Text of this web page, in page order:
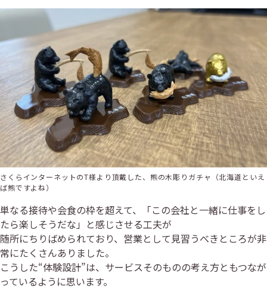
さくらインターネットのT様より頂戴した、熊の木彫りガチャ（北海道といえ
ば熊ですよね）
単なる接待や会食の枠を超えて、「この会社と一緒に仕事をし
たら楽しそうだな」と感じさせる工夫が
随所にちりばめられており、営業として見習うべきところが非
常にたくさんありました。
こうした“体験設計”は、サービスそのものの考え方ともつなが
っているように思います。